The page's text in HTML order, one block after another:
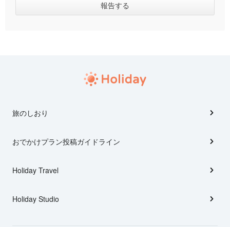
旅のしおり
おでかけプラン投稿ガイドライン
Holiday Travel
Holiday Studio